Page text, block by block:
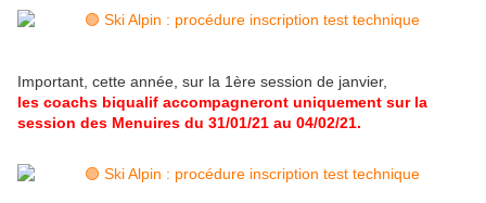
Important, cette année, sur la 1ère session de janvier,
les coachs biqualif accompagneront uniquement sur la
session des Menuires du 31/01/21 au 04/02/21.